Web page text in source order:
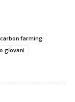
carbon farming
giovani